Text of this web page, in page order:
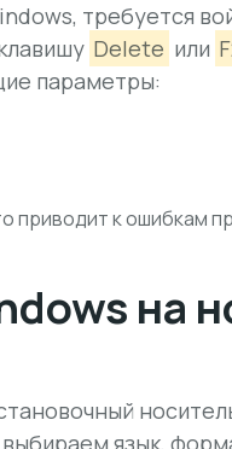
требуется
Delete или
параметры:
приводит к ошибкам
на
язык,